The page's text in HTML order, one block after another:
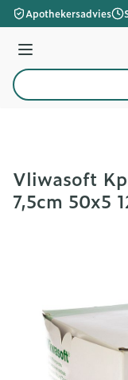
Ga naar de inhoud
Apothekersadvies
Menu
Product, merk,
Vliwasoft
7,5cm 50x5